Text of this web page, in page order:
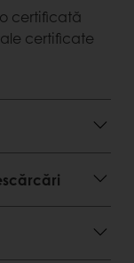
cu
premium
de Carat
plătește un
certificată
certificate